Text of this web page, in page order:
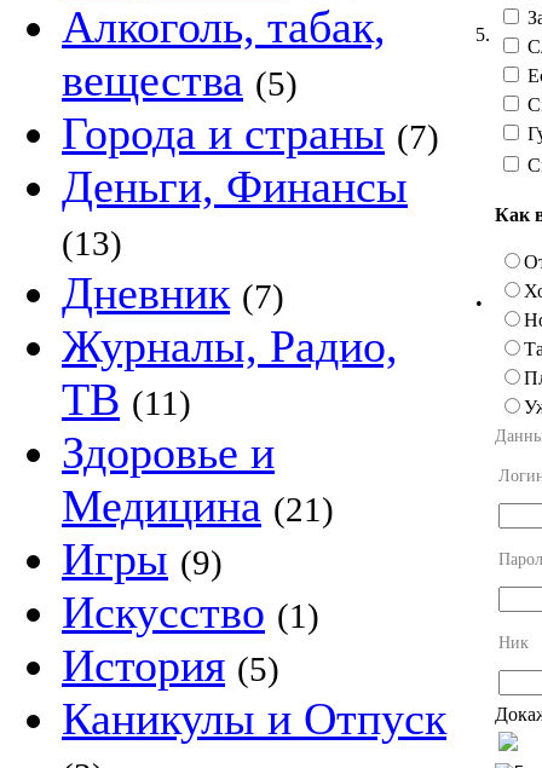
Алкоголь, табак,
вещества (5)
Города и страны (7)
Деньги, Финансы
(13)
Дневник (7)
Журналы, Радио,
ТВ (11)
Здоровье и
Медицина (21)
Игры (9)
Искусство (1)
История (5)
Каникулы и Отпуск
5.
•
Как
Ник